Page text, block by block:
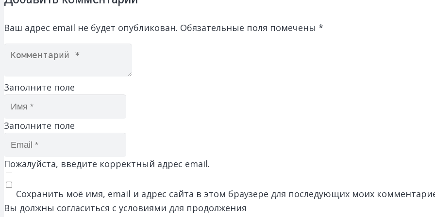
Ваш адрес email не будет опубликован. Обязательные поля помечены *
Заполните поле
Заполните поле
Пожалуйста, введите корректный адрес email.
Сохранить моё имя, email и адрес сайта в этом браузере для последующих моих
Вы должны согласиться с условиями для продолжения